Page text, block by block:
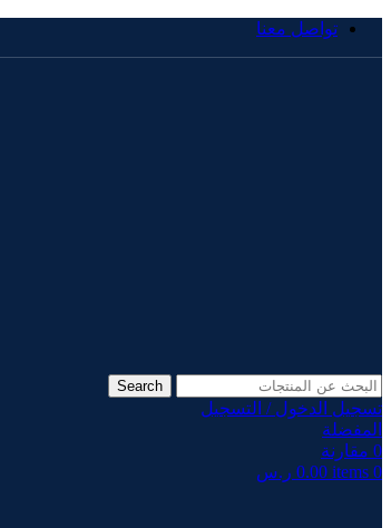
تواصل معنا
Search
تسجيل الدخول / التسجيل
المفضلة
0 مقارنة
0
items
0.00 ر.س